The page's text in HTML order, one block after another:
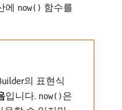
에 now() 함수를
의 표현식
​입니다. now()은